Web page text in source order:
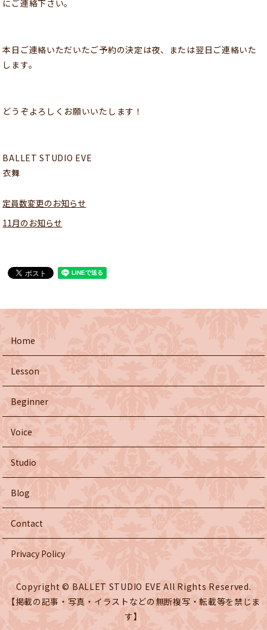
にご連絡下さい。
本日ご連絡いただいたご予約の決定は夜、または翌日ご連絡いた
します。
どうぞよろしくお願いいたします！
BALLET STUDIO EVE
衣舞
定員数変更のお知らせ
11月のお知らせ
Home
Lesson
Beginner
Voice
Studio
Blog
Contact
Privacy Policy
Copyright © BALLET STUDIO EVE All Rights Reserved.
【掲載の記事・写真・イラストなどの無断複写・転載等を禁じま
す】